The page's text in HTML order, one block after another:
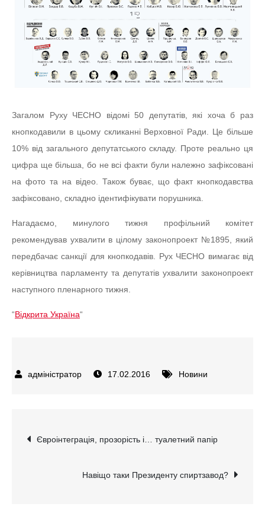
Загалом Руху ЧЕСНО відомі 50 депутатів, які хоча б раз
кнопкодавили в цьому скликанні Верховної Ради. Це більше
10% від загального депутатського складу. Проте реально ця
цифра ще більша, бо не всі факти були належно зафіксовані
на фото та на відео. Також буває, що факт кнопкодавства
зафіксовано, складно ідентифікувати порушника.
Нагадаємо, минулого тижня профільний комітет
рекомендував ухвалити в цілому законопроект №1895, який
передбачає санкції для кнопкодавів. Рух ЧЕСНО вимагає від
керівництва парламенту та депутатів ухвалити законопроект
наступного пленарного тижня.
“Відкрита Україна“
17.02.2016 Новини
Навігація
записів
Євроінтеграція, прозорість і… туалетний папір
Навіщо таки Президенту спиртзавод?